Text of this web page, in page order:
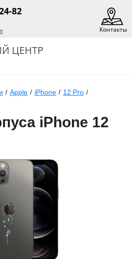
82
Контакты
ЦЕНТР
/ Apple / iPhone / 12 Pro /
iPhone 12